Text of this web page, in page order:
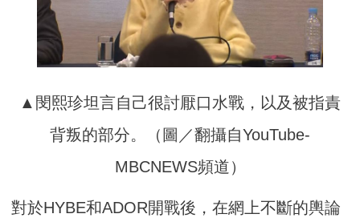
▲閔熙珍坦言自己很討厭口水戰，以及被指責
背叛的部分。（圖／翻攝自YouTube-
MBCNEWS頻道）
對於HYBE和ADOR開戰後，在網上不斷的輿論